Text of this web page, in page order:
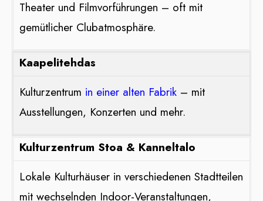
Theater und Filmvorführungen – oft mit
gemütlicher Clubatmosphäre.
Kaapelitehdas
Kulturzentrum in einer alten Fabrik – mit
Ausstellungen, Konzerten und mehr.
Kulturzentrum Stoa & Kanneltalo
Lokale Kulturhäuser in verschiedenen Stadtteilen
mit wechselnden Indoor-Veranstaltungen,